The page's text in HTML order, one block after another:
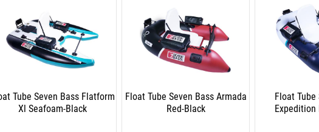
Tube Seven Bass Flatform
Xl Seafoam-Black
Float Tube Seven Bass Armada
Red-Black
Float Tube
Expedition